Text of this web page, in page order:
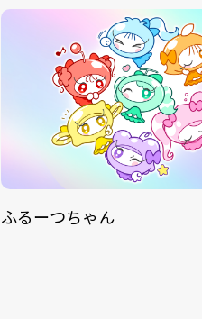
ふるーつちゃん